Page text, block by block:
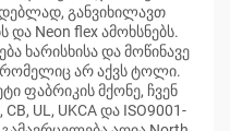
განვიხილავთ
და Neon flex ამოხსნებს.
ხარისხისა და მოწინავე
არ აქვს ტოლი.
ფაბრიკის მქონე, ჩვენ
UL, UKCA და ISO9001-